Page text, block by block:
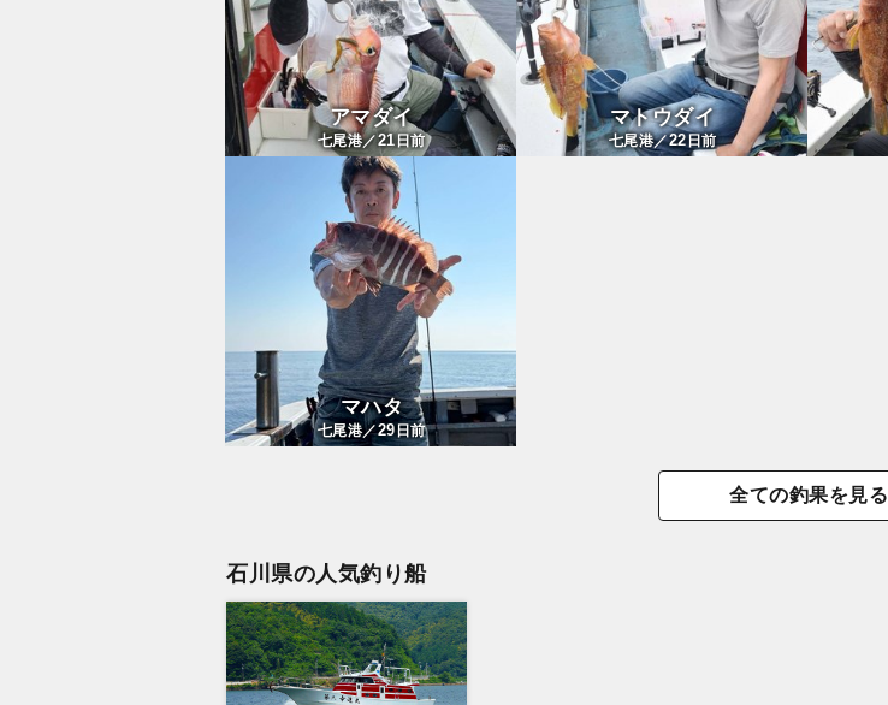
アマダイ
七尾港／21日前
マトウダイ
七尾港／22日前
マハタ
七尾港／29 日前
全ての釣果を見る
石川県の人気釣り船